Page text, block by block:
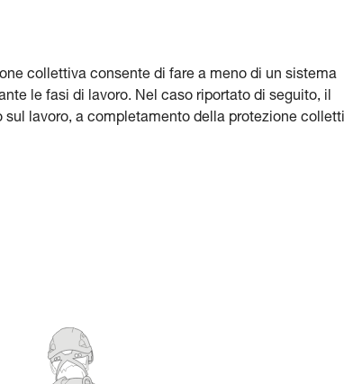
collettiva consente di fare a meno di un sistema
le fasi di lavoro. Nel caso riportato di seguito, il
lavoro, a completamento della protezione